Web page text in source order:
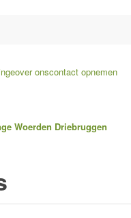
over onscontact opnemen